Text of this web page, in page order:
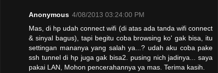
Anonymous 4/08/2013 03:24:00 PM
Mas, di hp udah connect wifi (di atas ada tanda wifi connect
& sinyal bagus), tapi begitu coba browsing ko' gak bisa, itu
settingan mananya yang salah ya...? udah aku coba pake
ssh tunnel di hp juga gak bisa2. pusing nich jadinya... saya
pakai LAN, Mohon pencerahannya ya mas. Terima kasih.